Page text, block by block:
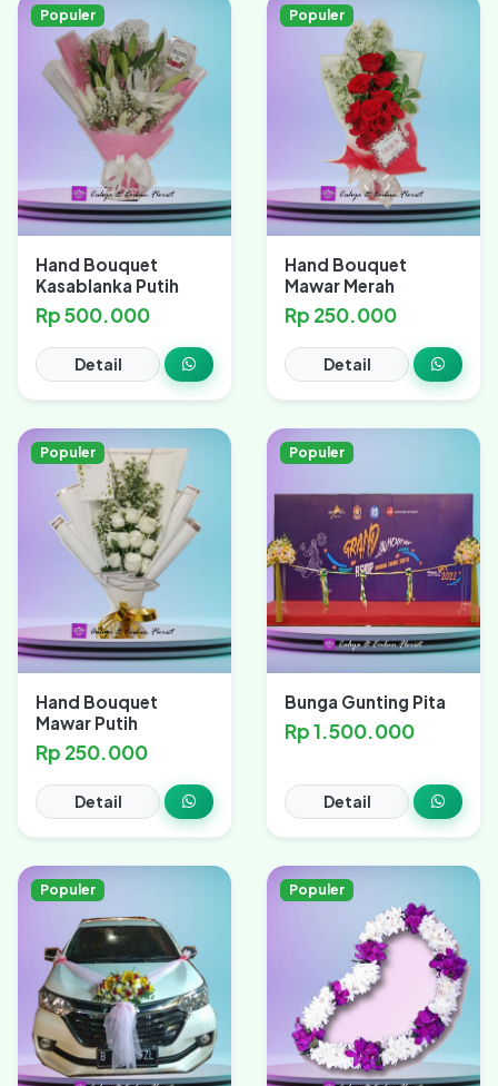
Populer
Hand Bouquet
Kasablanka Putih
Rp 500.000
Detail
Populer
Hand Bouquet
Mawar Merah
Rp 250.000
Detail
Populer
Hand Bouquet
Mawar Putih
Rp 250.000
Detail
Populer
Bunga Gunting Pita
Rp 1.500.000
Detail
Populer Populer